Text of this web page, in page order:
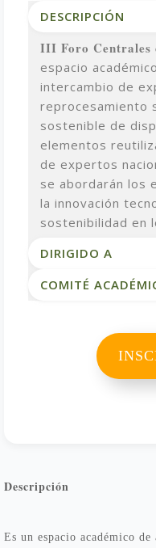
DESCRIPCIÓN
III Foro Centrales
espacio
intercambio de
reprocesamiento
sostenible de
elementos
de expertos
se abordarán los
la innovación
sostenibilidad en
DIRIGIDO A
COMITÉ
Descripción
Es un espacio académico